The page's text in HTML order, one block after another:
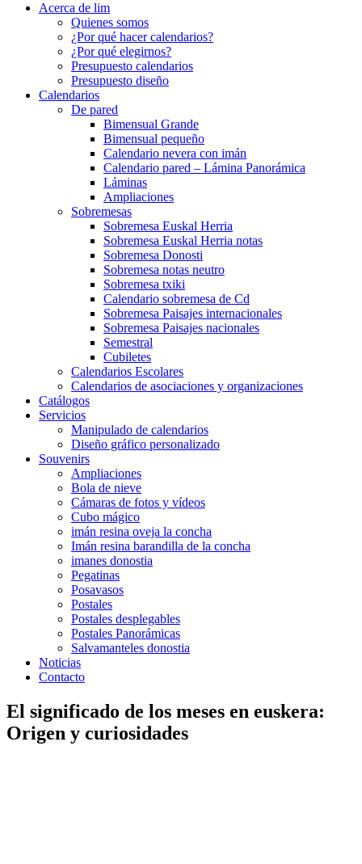
Acerca de lim
Quienes somos
¿Por qué hacer calendarios?
¿Por qué elegirnos?
Presupuesto calendarios
Presupuesto diseño
Calendarios
De pared
Bimensual Grande
Bimensual pequeño
Calendario nevera con imán
Calendario pared – Lámina Panorámica
Láminas
Ampliaciones
Sobremesas
Sobremesa Euskal Herria
Sobremesa Euskal Herria notas
Sobremesa Donosti
Sobremesa notas neutro
Sobremesa txiki
Calendario sobremesa de Cd
Sobremesa Paisajes internacionales
Sobremesa Paisajes nacionales
Semestral
Cubiletes
Calendarios Escolares
Calendarios de asociaciones y organizaciones
Catálogos
Servicios
Manipulado de calendarios
Diseño gráfico personalizado
Souvenirs
Ampliaciones
Bola de nieve
Cámaras de fotos y vídeos
Cubo mágico
imán resina oveja la concha
Imán resina barandilla de la concha
imanes donostia
Pegatinas
Posavasos
Postales
Postales desplegables
Postales Panorámicas
Salvamanteles donostia
Noticias
Contacto
El significado de los meses en euskera:
Origen y curiosidades